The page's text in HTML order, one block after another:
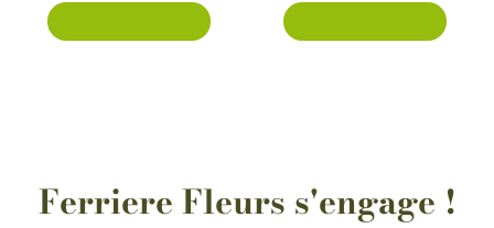
Ferriere Fleurs s'engage !